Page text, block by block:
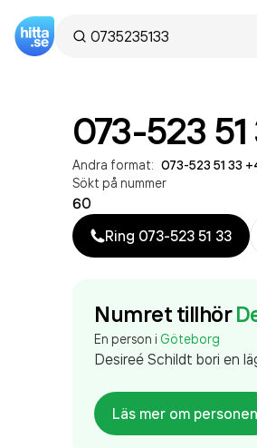
073-523 51
Andra format: 073-523 51 33
Sökt på nummer
60
Ring 073-523 51 33
Numret tillhör
En person i Göteborg
Desireé Schildt bori en
Läs mer om personen